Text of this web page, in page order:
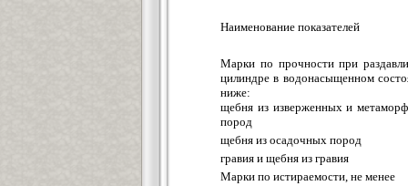
Наименование показателей
Марки по прочности при
цилиндре в водонасыщенном
ниже:
щебня из изверженных и
пород
щебня из осадочных пород
гравия и щебня из гравия
Марки по истираемости, не менее